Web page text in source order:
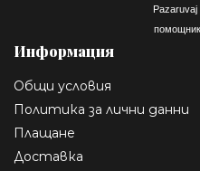
помощник
Информация
Общи условия
Политика за лични данни
Плащане
Доставка